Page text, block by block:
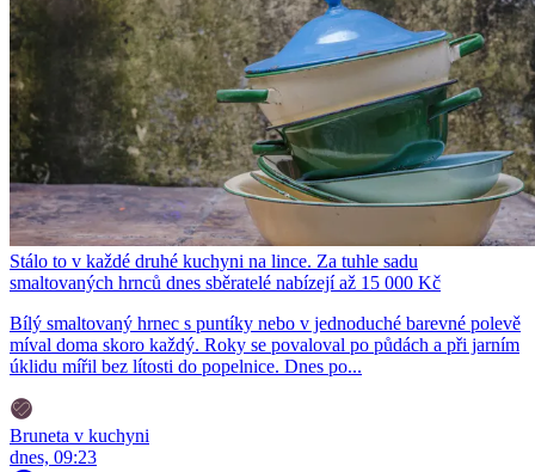
Stálo to v každé druhé kuchyni na lince. Za tuhle sadu
smaltovaných hrnců dnes sběratelé nabízejí až 15 000 Kč
Bílý smaltovaný hrnec s puntíky nebo v jednoduché barevné polevě
míval doma skoro každý. Roky se povaloval po půdách a při jarním
úklidu mířil bez lítosti do popelnice. Dnes po...
Bruneta v kuchyni
dnes, 09:23